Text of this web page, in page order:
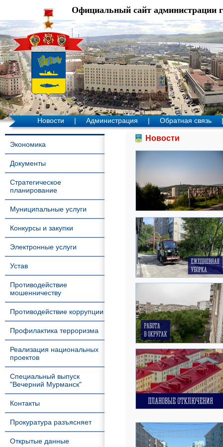
Официальный сайт администрации
Новости | Администрация | Обратная связь |
Экономика
Документы
Стратегическое
планирование
Муниципальные услуги
Конкурсы и закупки
Электронные услуги
Устав
Противодействие
мошенничеству
Противодействие коррупции
Профилактика терроризма
Реализация национальных
проектов
Специальный выпуск
"Вечерний Мурманск"
Контакты
Прокуратура разъясняет
Открытые данные
Новости